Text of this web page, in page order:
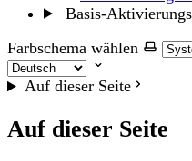
Basis-
Farbschema wählen
Auf dieser Seite
Auf dieser Seite